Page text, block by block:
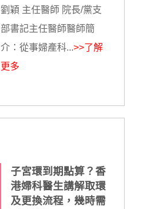
劉穎 主任醫師 院長/黨支
部書記主任醫師醫師簡
介：從事婦產科...>>了解
更多
子宮環到期點算？香
港婦科醫生講解取環
及更換流程，幾時需